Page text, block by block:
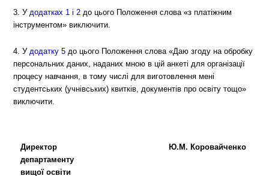
3. Удодатках 1 і2 до цього Положення слова «з платіжним
інструментом» виключити.
4. У додатку 5 до цього Положення слова «Даю згоду на обробку
персональних даних, наданих мною в цій анкеті для організації
процесу навчання, в тому числі для виготовлення мені
студентських (учнівських) квитків, документів про освіту тощо»
виключити.
Директор
департаменту
вищої освіти
Ю.М. Коровайченко